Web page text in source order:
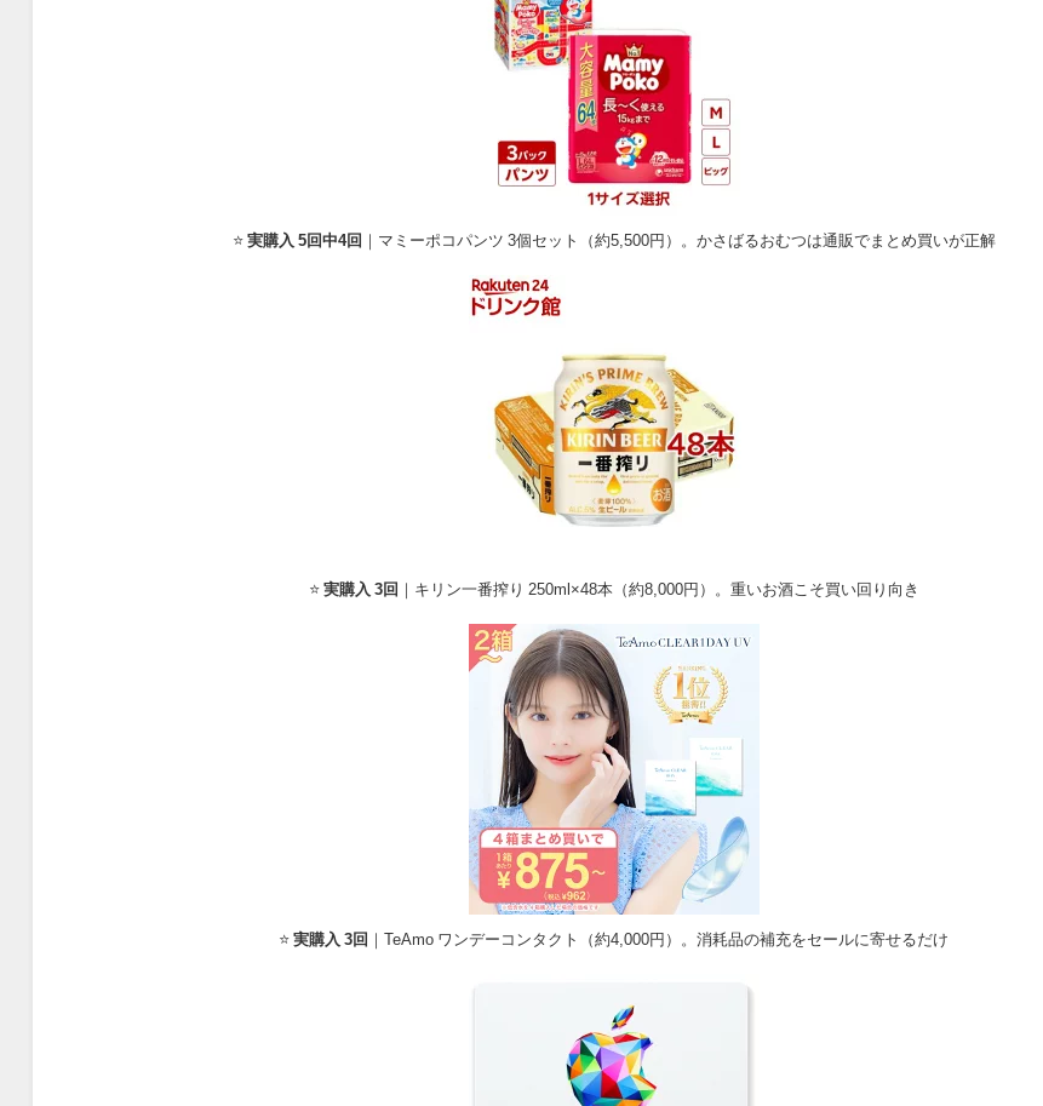
⭐ 実購入 5回中4回 ｜マミーポコパンツ 3個セット（約5,500円）。かさばるおむつは通販でまとめ買いが正解
⭐ 実購入 3回 ｜キリン一番搾り 250ml×48本（約8,000円）。重いお酒こそ買い回り向き
⭐実購入 3回 ｜TeAmo ワンデーコンタクト（約4,000円）。消耗品の補充をセールに寄せるだけ